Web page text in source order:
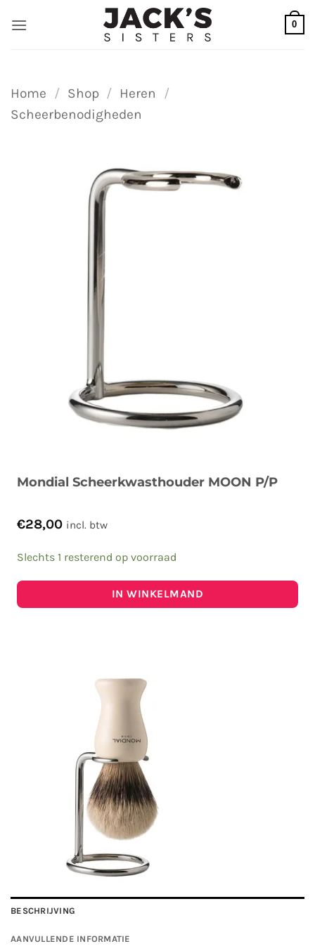
naar
0
Home / Shop / Heren
/
Scheerbenodigheden
Mondial Scheerkwasthouder MOON P/P
€28,00 incl. btw
Slechts 1 resterend op voorraad
IN WINKELMAND
BESCHRIJVING
AANVULLENDE INFORMATIE